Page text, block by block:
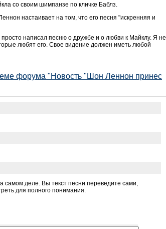
со своим шимпанзе по кличке Баблз.
настаивает на том, что его песня "искренняя и
написал песню о дружбе и о любви к Майклу. Я не
любят его. Свое видение должен иметь любой
форума "Новость "Шон Леннон принес
самом деле. Вы текст песни переведите сами,
для полного понимания.